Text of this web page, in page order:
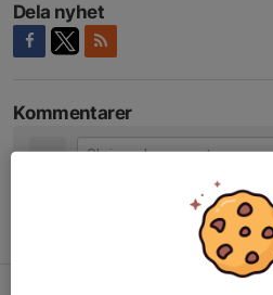
Dela nyhet
Kommentarer